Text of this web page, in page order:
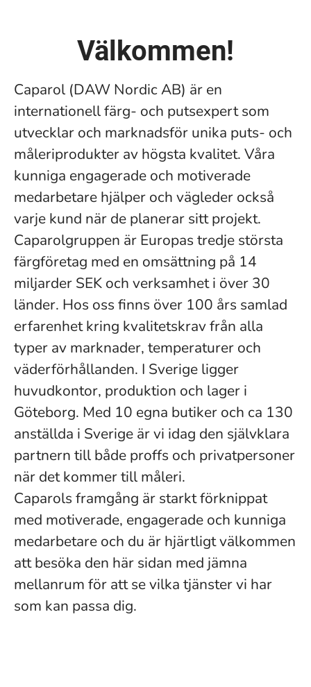
Välkommen!
Caparol (DAW Nordic AB) är en
internationell färg- och putsexpert som
utvecklar och marknadsför unika puts- och
måleriprodukter av högsta kvalitet. Våra
kunniga engagerade och motiverade
medarbetare hjälper och vägleder också
varje kund när de planerar sitt projekt.
Caparolgruppen är Europas tredje största
färgföretag med en omsättning på 14
miljarder SEK och verksamhet i över 30
länder. Hos oss finns över 100 års samlad
erfarenhet kring kvalitetskrav från alla
typer av marknader, temperaturer och
väderförhållanden. I Sverige ligger
huvudkontor, produktion och lager i
Göteborg. Med 10 egna butiker och ca 130
anställda i Sverige är vi idag den självklara
partnern till både proffs och privatpersoner
när det kommer till måleri.
Caparols framgång är starkt förknippat
med motiverade, engagerade och kunniga
medarbetare och du är hjärtligt välkommen
att besöka den här sidan med jämna
mellanrum för att se vilka tjänster vi har
som kan passa dig.